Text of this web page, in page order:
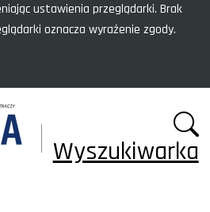
ustawienia przeglądarki. Brak
oznacza wyrażenie zgody.
Wyszukiwarka